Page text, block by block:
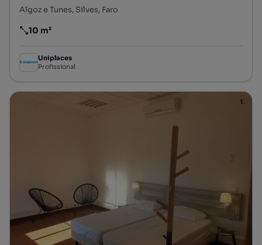
Algoz e Tunes, Silves, Faro
Preço por metro quadrado
10 m²
Uniplaces
Profissional